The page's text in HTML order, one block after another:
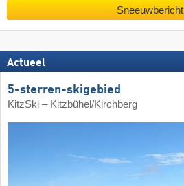
Sneeuwbericht
Actueel
5-sterren-skigebied
KitzSki – Kitzbühel/​Kirchberg